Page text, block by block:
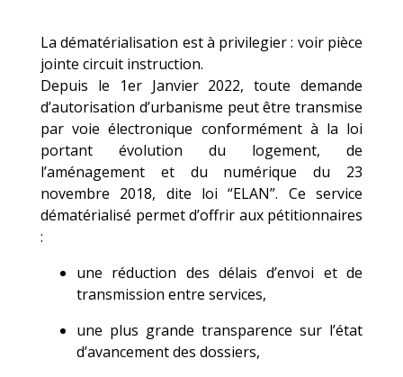
La dématérialisation est à privilegier : voir pièce
jointe circuit instruction.
Depuis le 1er Janvier 2022, toute demande
d’autorisation d’urbanisme peut être transmise
par voie électronique conformément à la loi
portant évolution du logement, de
l’aménagement et du numérique du 23
novembre 2018, dite loi “ELAN”. Ce service
dématérialisé permet d’offrir aux pétitionnaires
:
une réduction des délais d’envoi et de
transmission entre services,
une plus grande transparence sur l’état
d’avancement des dossiers,